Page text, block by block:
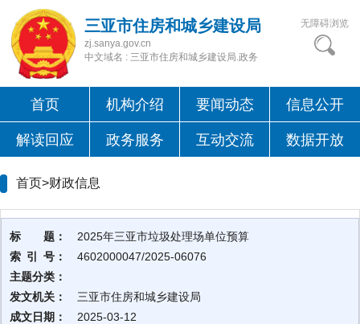
三亚市住房和城乡建设局
zj.sanya.gov.cn
中文域名 : 三亚市住房和城乡建设局.政务
无障碍浏览
首页 机构介绍 要闻动态 信息公开
解读回应 政务服务 互动交流 数据开放
首页>财政信息
标 题：
2025年三亚市垃圾处理场单位预算
索 引 号：
4602000047/2025-06076
主题分类：
发文机关：
三亚市住房和城乡建设局
成文日期：
2025-03-12